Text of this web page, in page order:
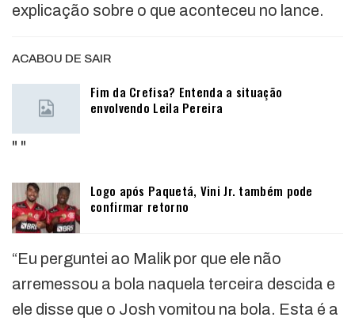
explicação sobre o que aconteceu no lance.
ACABOU DE SAIR
Fim da Crefisa? Entenda a situação
envolvendo Leila Pereira
" "
Logo após Paquetá, Vini Jr. também pode
confirmar retorno
“Eu perguntei ao Malik por que ele não
arremessou a bola naquela terceira descida e
ele disse que o Josh vomitou na bola. Esta é a